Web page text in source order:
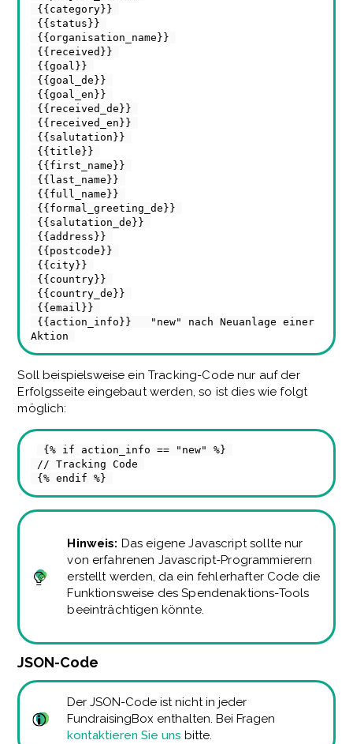
{{category}}
{{status}}
{{organisation_name}}
{{received}}
{{goal}}
{{goal_de}}
{{goal_en}}
{{received_de}}
{{received_en}}
{{salutation}}
{{title}}
{{first_name}}
{{last_name}}
{{full_name}}
{{formal_greeting_de}}
{{salutation_de}}
{{address}}
{{postcode}}
{{city}}
{{country}}
{{country_de}}
{{email}}
{{action_info}} "new" nach Neuanlage einer
Aktion
Soll beispielsweise ein Tracking-Code nur auf der
Erfolgsseite eingebaut werden, so ist dies wie folgt
möglich:
{% if action_info == "new" %}
// Tracking Code
{% endif %}
Hinweis: Das eigene Javascript sollte nur
von erfahrenen Javascript-Programmierern
erstellt werden, da ein fehlerhafter Code die
Funktionsweise des Spendenaktions-Tools
beeinträchtigen könnte.
JSON-Code
Der JSON-Code ist nicht in jeder
FundraisingBox enthalten. Bei Fragen
kontaktieren Sie unsbitte.